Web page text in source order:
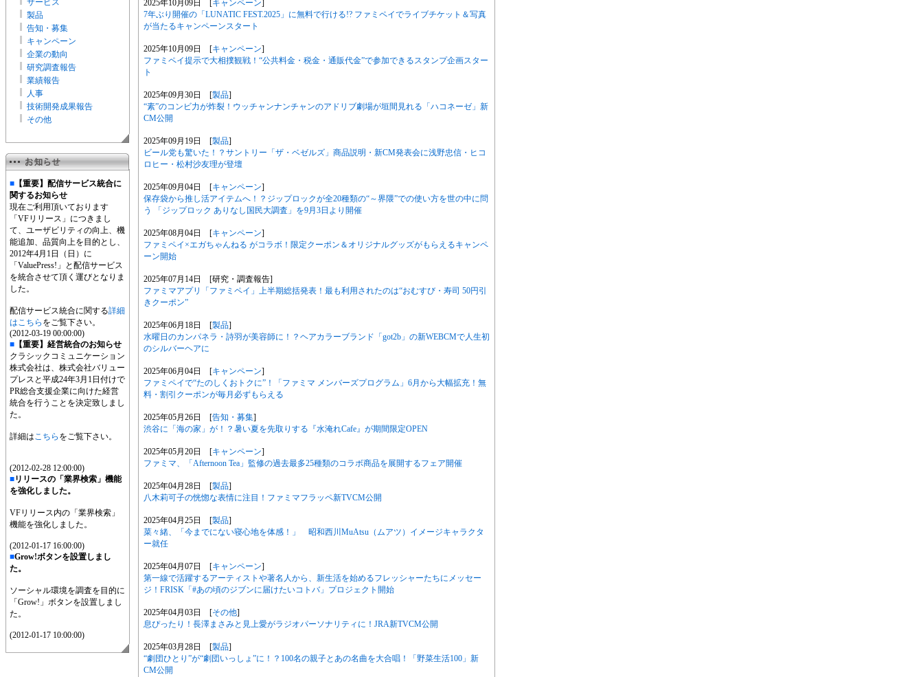
サービス
製品
告知・募集
キャンペーン
企業の動向
研究調査報告
業績報告
人事
技術開発成果報告
その他
■ 【重要】配信サービス統合に
関するお知らせ
現在ご利用頂いております
「VFリリース」につきまし
て、ユーザビリティの向上、機
能追加、品質向上を目的とし、
2012年4月1日（日）に
「ValuePress!」と配信サービス
を統合させて頂く運びとなりま
した。
配信サービス統合に関する詳細
はこちら をご覧下さい。
(2012-03-19 00:00:00)
■ 【重要】経営統合のお知らせ
クラシックコミュニケーション
株式会社は、株式会社バリュー
プレスと平成24年3月1日付けで
PR総合支援企業に向けた経営
統合を行うことを決定致しまし
た。
詳細はこちら をご覧下さい。
(2012-02-28 12:00:00)
■リリースの「業界検索」機能
を強化しました。
VFリリース内の「業界検索」
機能を強化しました。
(2012-01-17 16:00:00)
■Grow!ボタンを設置しまし
た。
ソーシャル環境を調査を目的に
「Grow!」ボタンを設置しまし
た。
(2012-01-17 10:00:00)
2025年10月09日 [キャンペーン]
7年ぶり開催の「LUNATIC FEST.2025」に無料で行ける!? ファミペイでライブチケット＆写真
が当たるキャンペーンスタート
2025年10月09日 [キャンペーン]
ファミペイ提示で大相撲観戦！“公共料金・税金・通販代金”で参加できるスタンプ企画スター
ト
2025年09月30日 [製品]
“素”のコンビ力が炸裂！ウッチャンナンチャンのアドリブ劇場が垣間見れる「ハコネーゼ」新
CM公開
2025年09月19日 [製品]
ビール党も驚いた！？サントリー「ザ・ベゼルズ」商品説明・新CM発表会に浅野忠信・ヒコ
ロヒー・松村沙友理が登壇
2025年09月04日 [キャンペーン]
保存袋から推し活アイテムへ！？ジップロックが全20種類の“～界隈”での使い方を世の中に問
う 「ジップロック ありなし国民大調査」を9月3日より開催
2025年08月04日 [キャンペーン]
ファミペイ×エガちゃんねる がコラボ！限定クーポン＆オリジナルグッズがもらえるキャンペ
ーン開始
2025年07月14日 [研究・調査報告]
ファミマアプリ「ファミペイ」上半期総括発表！最も利用されたのは“おむすび・寿司 50円引
きクーポン”
2025年06月18日 [製品]
水曜日のカンパネラ・詩羽が美容師に！？ヘアカラーブランド「got2b」の新WEBCMで人生初
のシルバーヘアに
2025年06月04日 [キャンペーン]
ファミペイで“たのしくおトクに”！「ファミマ メンバーズプログラム」6月から大幅拡充！無
料・割引クーポンが毎月必ずもらえる
2025年05月26日 [告知・募集]
渋谷に「海の家」が！？暑い夏を先取りする『水淹れCafe』が期間限定OPEN
2025年05月20日 [キャンペーン]
ファミマ、「Afternoon Tea」監修の過去最多25種類のコラボ商品を展開するフェア開催
2025年04月28日 [製品]
八木莉可子の恍惚な表情に注目！ファミマフラッペ新TVCM公開
2025年04月25日 [製品]
菜々緒、「今までにない寝心地を体感！」 昭和西川MuAtsu（ムアツ）イメージキャラクタ
ー就任
2025年04月07日 [キャンペーン]
第一線で活躍するアーティストや著名人から、新生活を始めるフレッシャーたちにメッセー
ジ！FRISK「#あの頃のジブンに届けたいコトバ」プロジェクト開始
2025年04月03日 [その他]
息ぴったり！長澤まさみと見上愛がラジオパーソナリティに！JRA新TVCM公開
2025年03月28日 [製品]
“劇団ひとり”が“劇団いっしょ”に！？100名の親子とあの名曲を大合唱！「野菜生活100」新
CM公開